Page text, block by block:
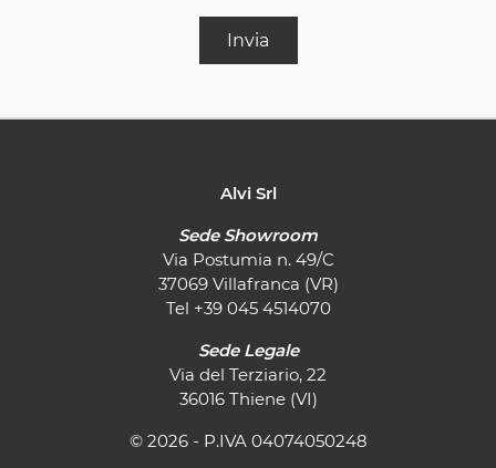
Invia
Alvi Srl
Sede Showroom
Via Postumia n. 49/C
37069 Villafranca (VR)
Tel +39 045 4514070
Sede Legale
Via del Terziario, 22
36016 Thiene (VI)
© 2026 - P.IVA 04074050248